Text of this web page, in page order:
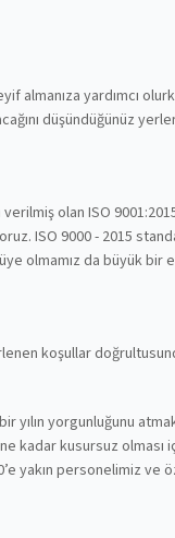
almanıza yardımcı
düşündüğünüz
olan ISO
ISO 9000 - 2015
olmamız da büyük bir
koşullar
yılın yorgunluğunu
kadar kusursuz
yakın personelimiz ve